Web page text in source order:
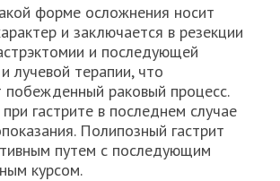
форме осложнения носит
и заключается в резекции
и последующей
лучевой терапии, что
побежденный раковый процесс.
гастрите в последнем случае
Полипозный гастрит
путем с последующим
курсом.